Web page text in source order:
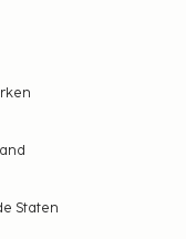
Staten